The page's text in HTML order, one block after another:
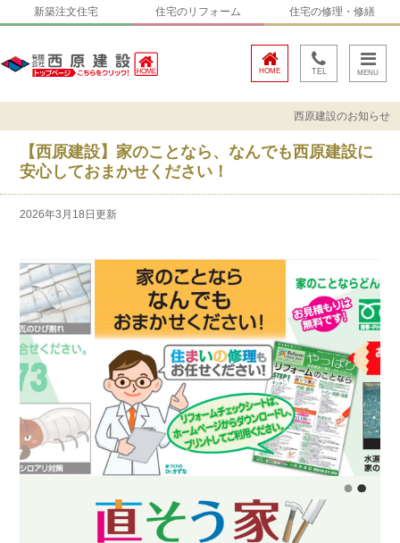
新築注文住宅 住宅のリフォーム 住宅の修理・修繕
TEL
HOME
西原建設のお知らせ
【西原建設】家のことなら、なんでも西原建設に
安心しておまかせください！
2026年3月18日更新